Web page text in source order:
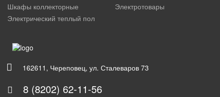
Шкафы коллекторные
Электротовары
Электрический теплый пол
162611, Череповец, ул. Сталеваров 73
8 (8202) 62-11-56